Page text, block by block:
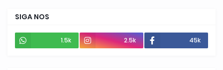
SIGA NOS
1.5k 2.5k 45k